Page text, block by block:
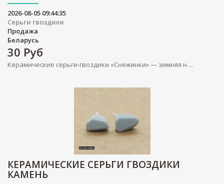
2026-08-05 09:44:35
Серьги гвоздики
Продажа
Беларусь
30 Руб
Керамические серьги-гвоздики «Снежинки» — зимняя н ...
КЕРАМИЧЕСКИЕ СЕРЬГИ ГВОЗДИКИ
КАМЕНЬ